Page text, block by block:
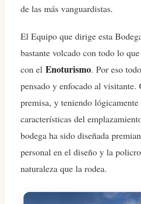
de las más vanguardistas.
El Equipo que dirige esta
bastante volcado con todo lo
con el Enoturismo. Por eso
pensado y enfocado al visitante.
premisa, y teniendo lógicamente
características del
bodega ha sido diseñada
personal en el diseño y la
naturaleza que la rodea.